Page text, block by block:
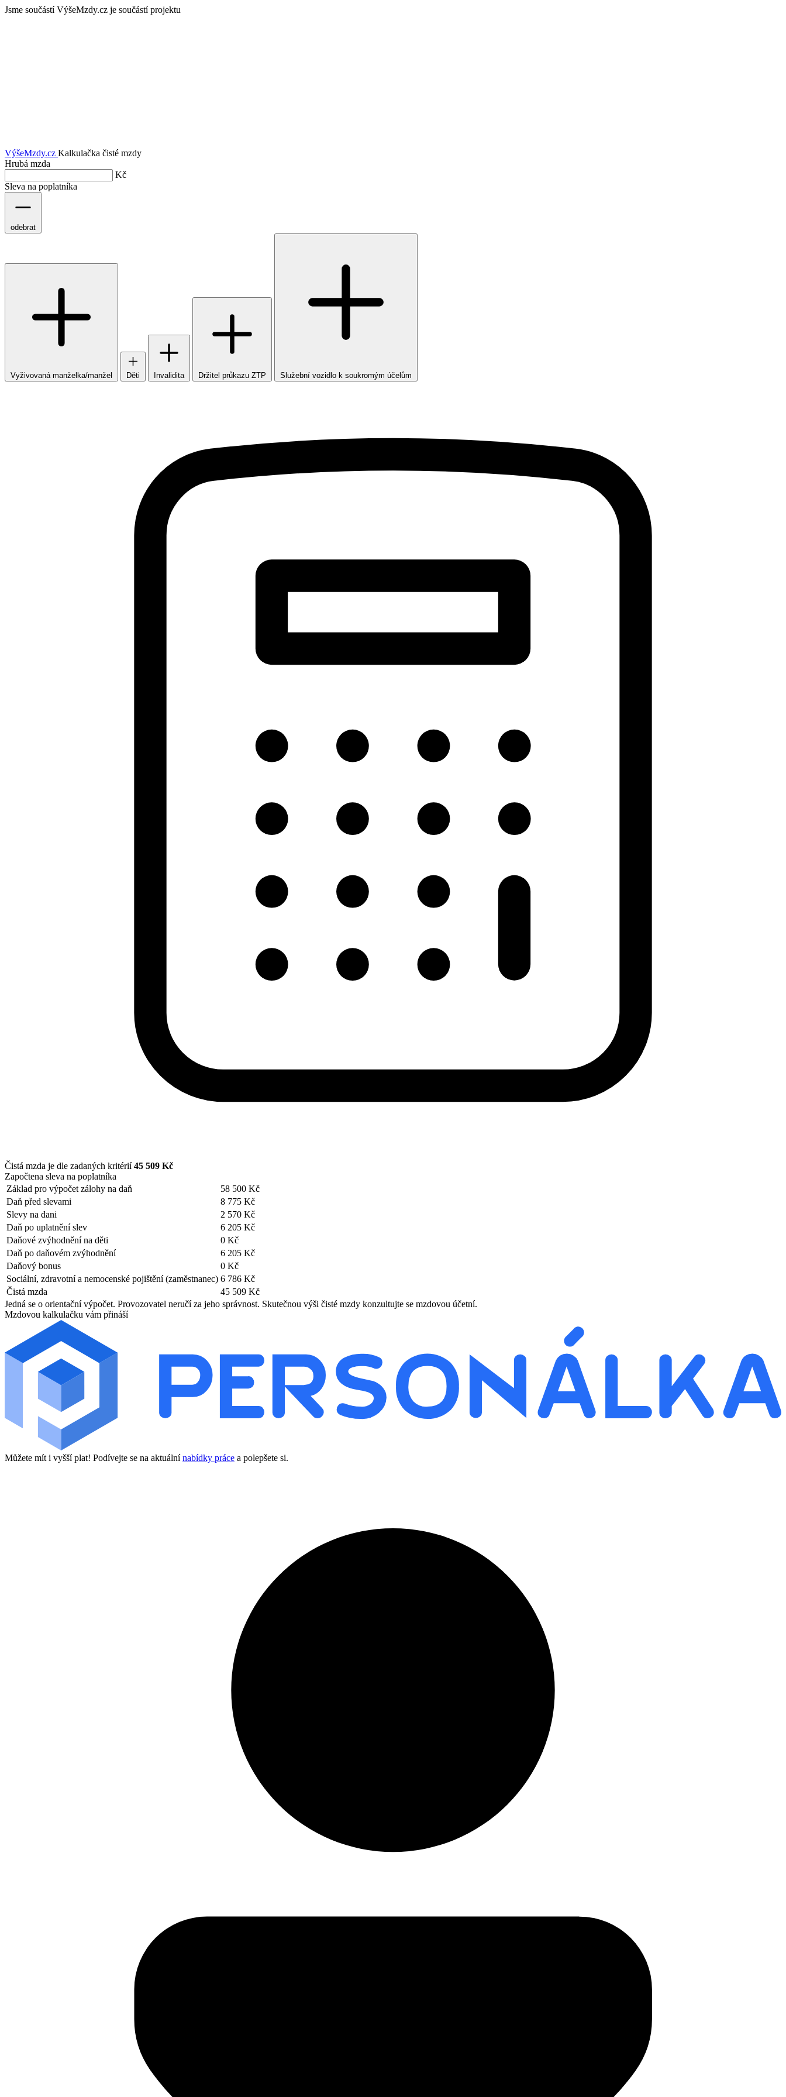
Jsme součástí VýšeMzdy.cz je součástí projektu
VýšeMzdy.cz Kalkulačka čisté mzdy
Hrubá mzda
Kč
Sleva na poplatníka
odebrat
Vyživovaná manželka/manžel Děti Invalidita Držitel průkazu ZTP Služební vozidlo k soukromým účelům
Čistá mzda je dle zadaných kritérií45 509 Kč
Započtena sleva na poplatníka
Základ pro výpočet zálohy na daň
58 500 Kč
Daň před slevami
8 775 Kč
Slevy na dani
2 570 Kč
Daň po uplatnění slev
6 205 Kč
Daňové zvýhodnění na děti
0 Kč
Daň po daňovém zvýhodnění
6 205 Kč
Daňový bonus
0 Kč
Sociální, zdravotní a nemocenské pojištění (zaměstnanec) 6 786 Kč
Čistá mzda
45 509 Kč
Jedná se o orientační výpočet. Provozovatel neručí za jeho správnost. Skutečnou výši čisté mzdy konzultujte se mzdovou účetní.
Mzdovou kalkulačku vám přináší
Můžete mít i vyšší plat! Podívejte se na aktuálnínabídky práce a polepšete si.